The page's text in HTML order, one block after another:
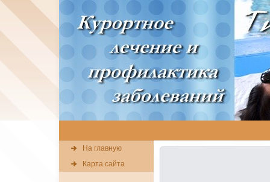
На главную
Карта сайта